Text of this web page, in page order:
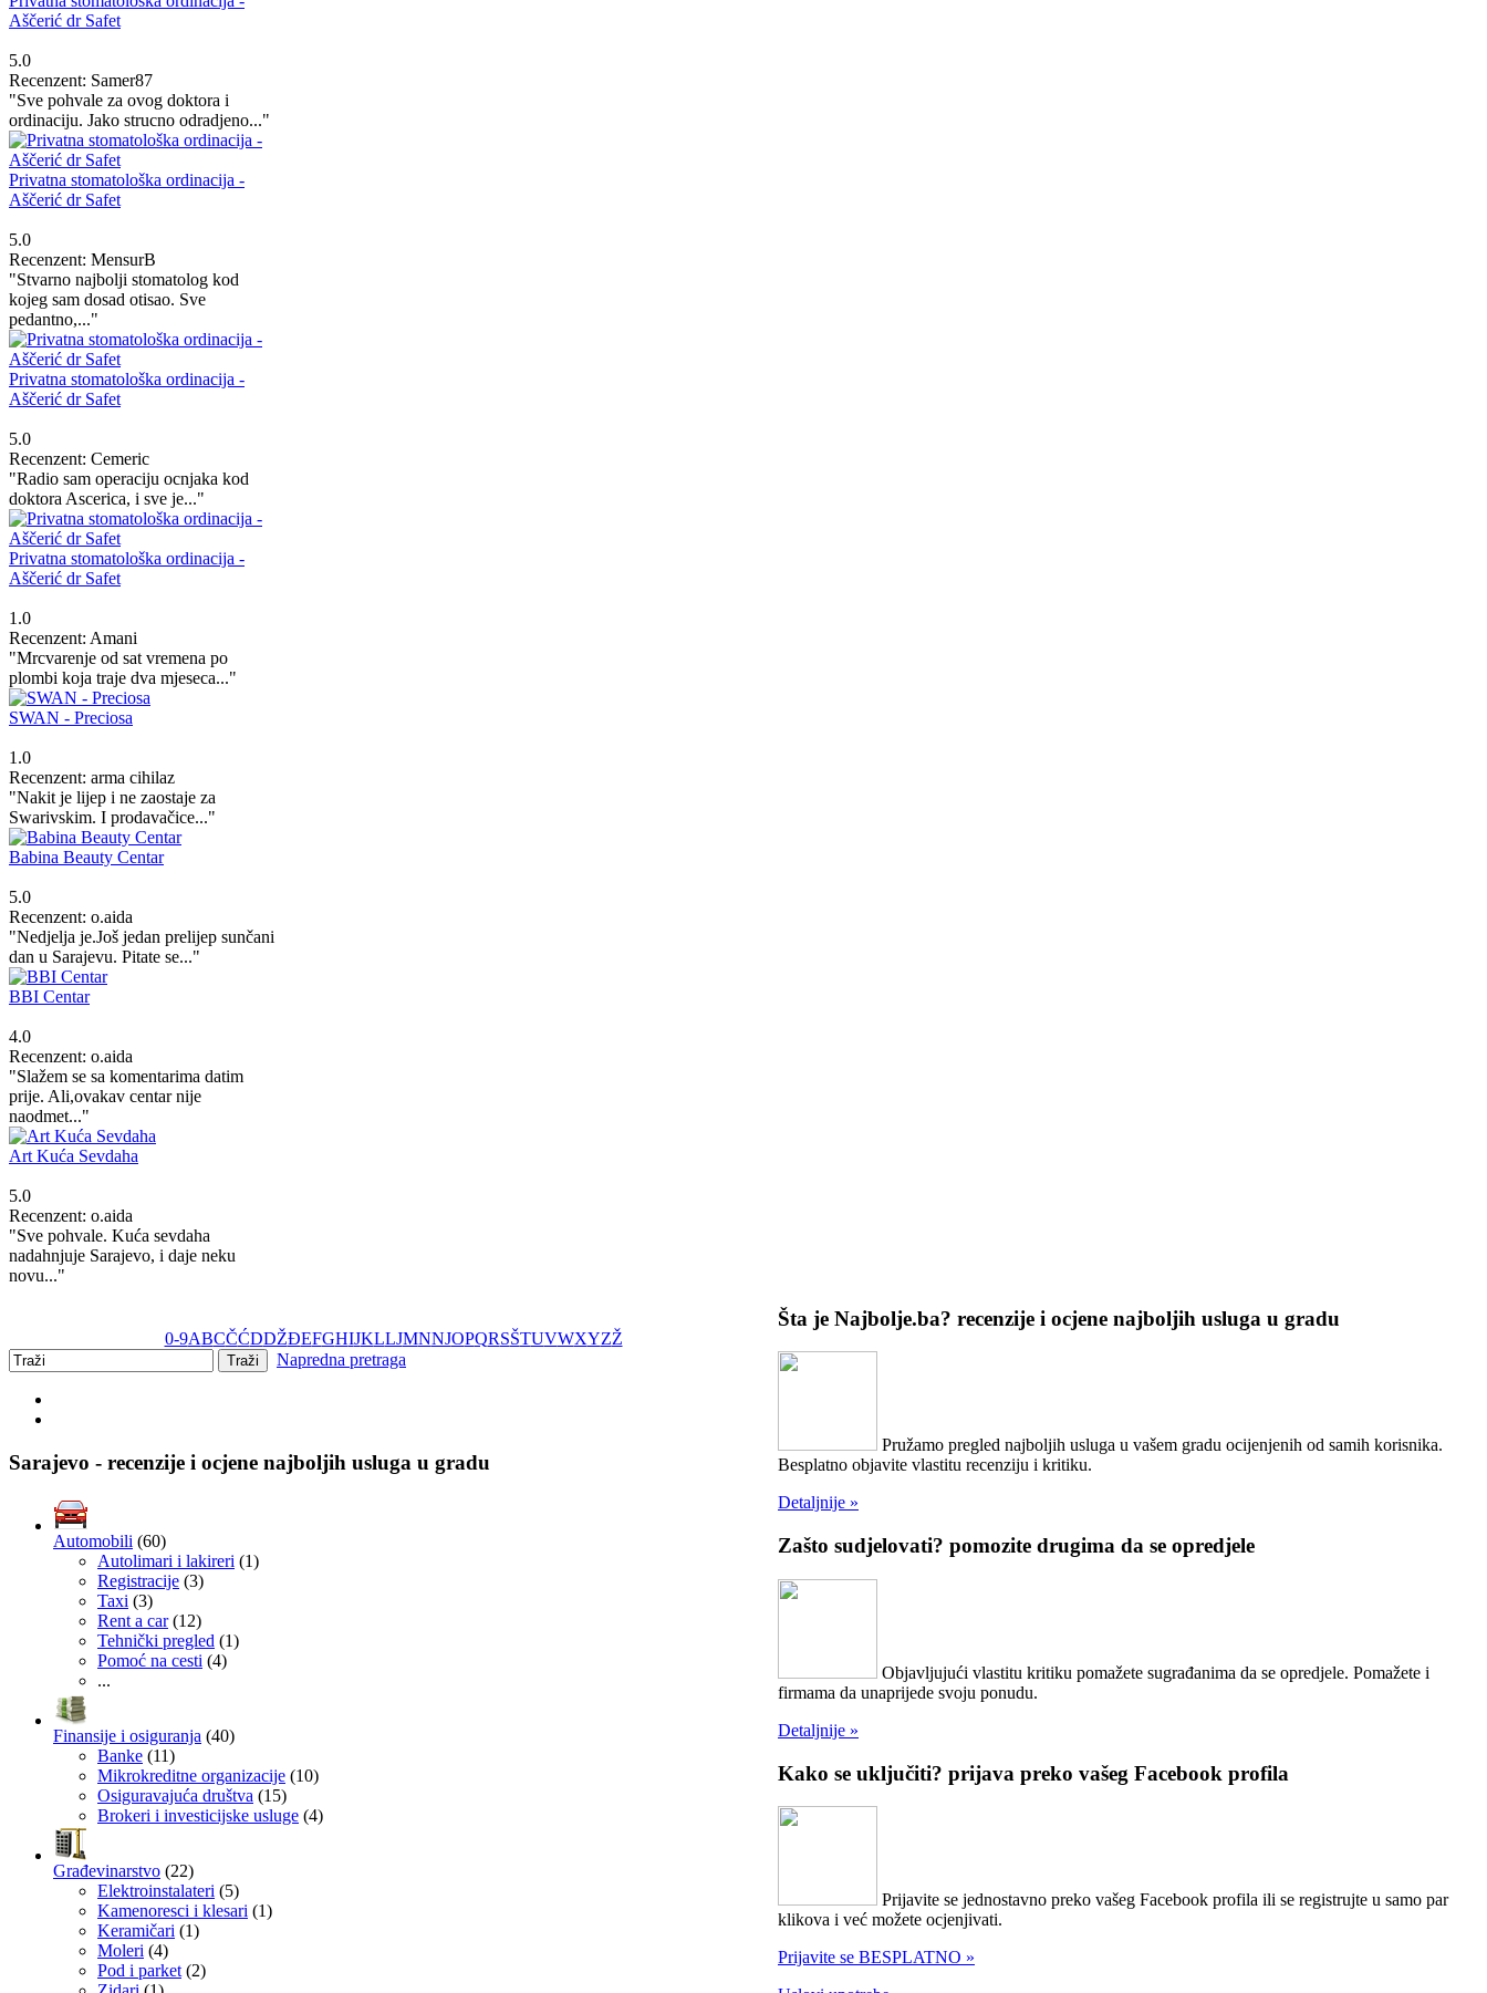
Aščerić dr Safet
5.0
Recenzent: Samer87
"Sve pohvale za ovog doktora i
ordinaciju. Jako strucno odradjeno..."
Privatna stomatološka ordinacija -
Aščerić dr Safet
5.0
Recenzent: MensurB
"Stvarno najbolji stomatolog kod
kojeg sam dosad otisao. Sve
pedantno,..."
Privatna stomatološka ordinacija -
Aščerić dr Safet
5.0
Recenzent: Cemeric
"Radio sam operaciju ocnjaka kod
doktora Ascerica, i sve je..."
Privatna stomatološka ordinacija -
Aščerić dr Safet
1.0
Recenzent: Amani
"Mrcvarenje od sat vremena po
plombi koja traje dva mjeseca..."
SWAN - Preciosa
1.0
Recenzent: arma cihilaz
"Nakit je lijep i ne zaostaje za
Swarivskim. I prodavačice..."
Babina Beauty Centar
5.0
Recenzent: o.aida
"Nedjelja je.Još jedan prelijep sunčani
dan u Sarajevu. Pitate se..."
BBI Centar
4.0
Recenzent: o.aida
"Slažem se sa komentarima datim
prije. Ali,ovakav centar nije
naodmet..."
Art Kuća Sevdaha
5.0
Recenzent: o.aida
"Sve pohvale. Kuća sevdaha
nadahnjuje Sarajevo, i daje neku
novu..."
0-9ABCČĆDDŽĐEFGHIJKLLJMNNJOPQRSŠTUVWXYZŽ
Napredna pretraga
Sarajevo - recenzije i ocjene najboljih usluga u gradu
Automobili (60)
Autolimari i lakireri (1)
Registracije (3)
Taxi (3)
Rent a car(12)
Tehnički pregled (1)
Pomoć na cesti (4)
...
Finansije i osiguranja (40)
Banke (11)
Mikrokreditne organizacije (10)
Osiguravajuća društva (15)
Brokeri i investicijske usluge (4)
Građevinarstvo (22)
Elektroinstalateri (5)
Kamenoresci i klesari (1)
Keramičari (1)
Moleri (4)
Pod i parket (2)
Šta je Najbolje.ba? recenzije i ocjene najboljih usluga u gradu
Pružamo pregled najboljih usluga u vašem gradu ocijenjenih od samih korisnika.
Besplatno objavite vlastitu recenziju i kritiku.
Detaljnije »
Zašto sudjelovati? pomozite drugima da se opredjele
Objavljujući vlastitu kritiku pomažete sugrađanima da se opredjele. Pomažete i
firmama da unaprijede svoju ponudu.
Detaljnije »
Kako se uključiti? prijava preko vašeg Facebook profila
Prijavite se jednostavno preko vašeg Facebook profila ili se registrujte u samo par
klikova i već možete ocjenjivati.
Prijavite se BESPLATNO »